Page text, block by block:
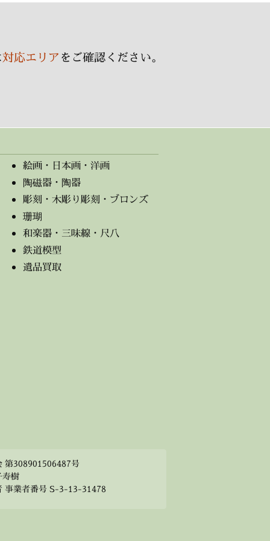
対応エリアをご確認ください。
絵画・日本画・洋画
陶磁器・陶器
彫刻・木彫り彫刻・ブロンズ
珊瑚
和楽器・三味線・尺八
鉄道模型
遺品買取
第308901506487号
寿樹
事業者番号 S-3-13-31478